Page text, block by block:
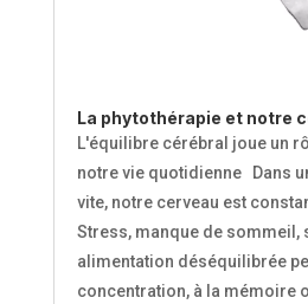
La phytothérapie et notre
L'équilibre cérébral joue un
notre vie quotidienne Dans
vite, notre cerveau est
Stress, manque de sommeil,
alimentation déséquilibrée
concentration, à la mémoire